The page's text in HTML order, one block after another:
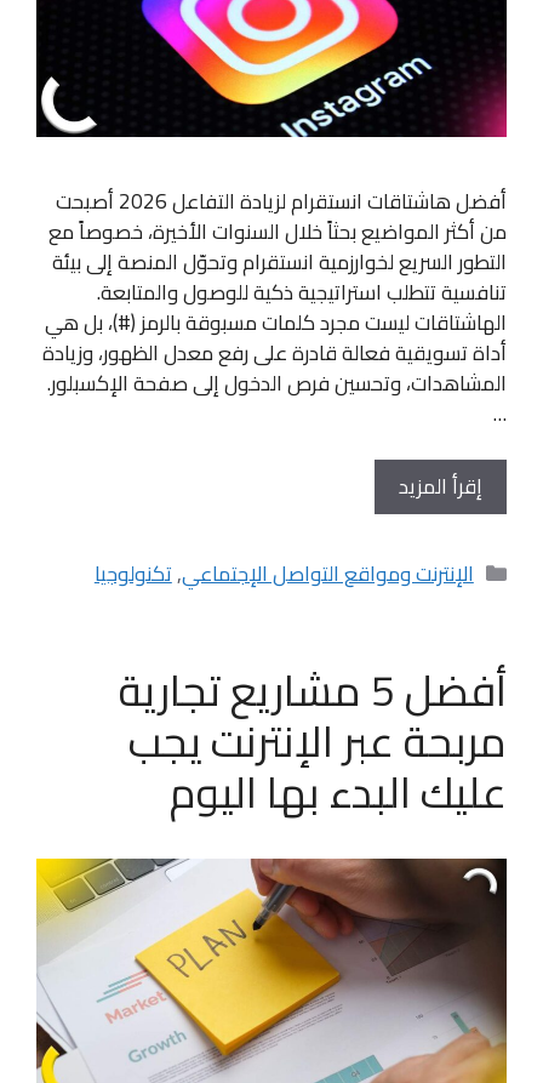
أفضل هاشتاقات انستقرام لزيادة التفاعل 2026 أصبحت
من أكثر المواضيع بحثاً خلال السنوات الأخيرة، خصوصاً مع
التطور السريع لخوارزمية انستقرام وتحوّل المنصة إلى بيئة
تنافسية تتطلب استراتيجية ذكية للوصول والمتابعة.
الهاشتاقات ليست مجرد كلمات مسبوقة بالرمز (#)، بل هي
أداة تسويقية فعالة قادرة على رفع معدل الظهور، وزيادة
المشاهدات، وتحسين فرص الدخول إلى صفحة الإكسبلور.
…
إقرأ المزيد
التصنيفات
الإنترنت ومواقع التواصل الإجتماعي,تكنولوجيا
أفضل 5 مشاريع تجارية
مربحة عبر الإنترنت يجب
عليك البدء بها اليوم